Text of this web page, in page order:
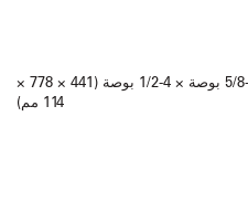
17-3/8 بوصة × 30-5/8 بوصة × 30-5/8 بوصة × 4-1/2 بوصة (441 × 778 ×
114 مم)